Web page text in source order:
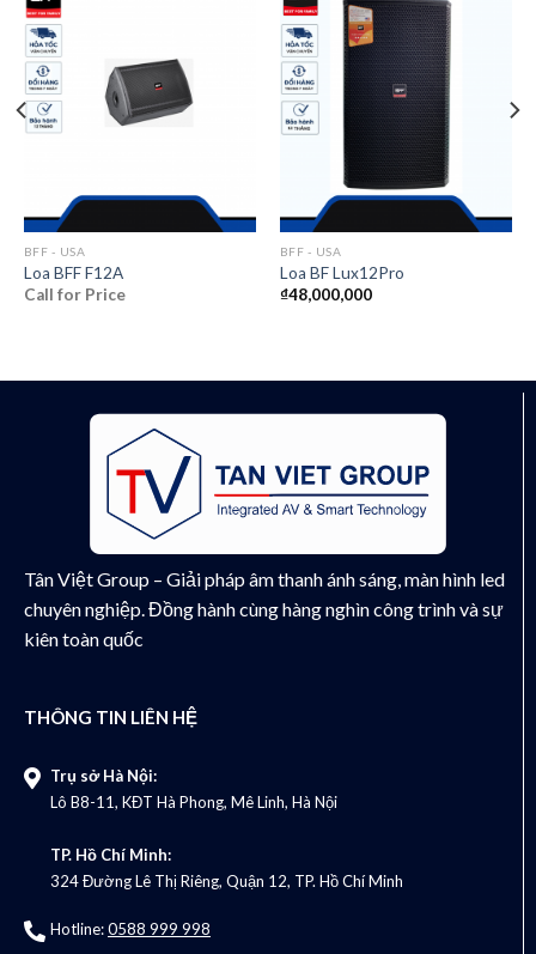
BFF - USA
Loa BFF F12A
Call for Price
BFF - USA
Loa BF Lux12Pro
₫48,000,000
Tân Việt Group – Giải pháp âm thanh ánh sáng, màn hình led
chuyên nghiệp. Đồng hành cùng hàng nghìn công trình và sự
kiên toàn quốc
THÔNG TIN LIÊN HỆ
Trụ sở Hà Nội:
Lô B8-11, KĐT Hà Phong, Mê Linh, Hà Nội
TP. Hồ Chí Minh:
324 Đường Lê Thị Riêng, Quận 12, TP. Hồ Chí Minh
Hotline:0588 999 998